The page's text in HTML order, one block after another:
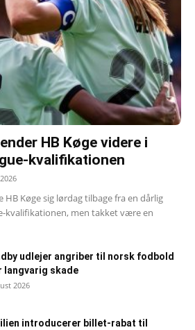
HB Køge videre i
kvalifikationen
Køge sig lørdag tilbage fra en dårlig
kvalifikationen, men takket være en
udlejer angriber til norsk fodbold
langvarig skade
2026
introducerer billet-rabat til